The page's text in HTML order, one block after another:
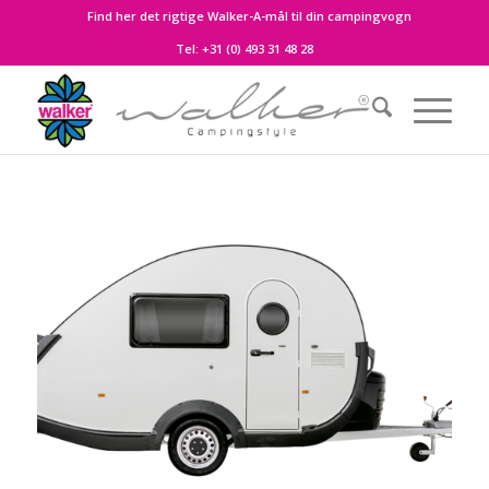
Find her det rigtige Walker-A-mål til din campingvogn
Tel: +31 (0) 493 31 48 28